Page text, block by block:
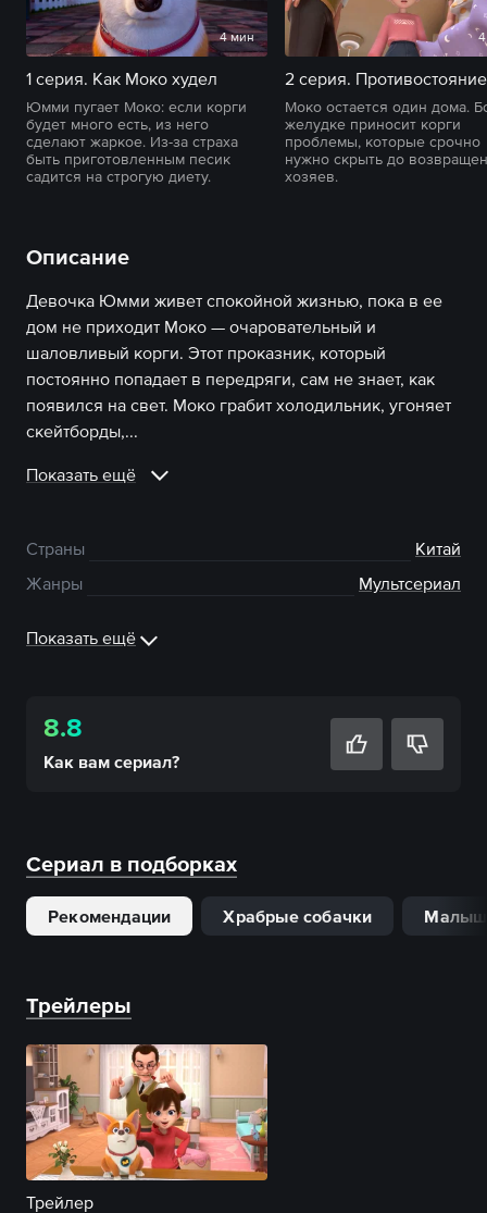
4 мин
1 серия. Как Моко худел
Юмми пугает Моко: если корги
будет много есть, из него
сделают жаркое. Из-за страха
быть приготовленным песик
садится на строгую диету.
2 серия. Противостояние
Моко остается один дома.
желудке приносит корги
проблемы, которые срочно
нужно скрыть до
хозяев.
Описание
Девочка Юмми живет спокойной жизнью, пока в ее
дом не приходит Моко — очаровательный и
шаловливый корги. Этот проказник, который
постоянно попадает в передряги, сам не знает, как
появился на свет. Моко грабит холодильник, угоняет
скейтборды,...
Показать ещё
Страны
Китай
Жанры
Мультсериал
Показать ещё
8.8
Как вам сериал?
Сериал в подборках
Рекомендации Храбрые собачки
Трейлеры
Трейлер